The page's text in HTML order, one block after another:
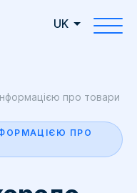
UK
про товари
ПРО